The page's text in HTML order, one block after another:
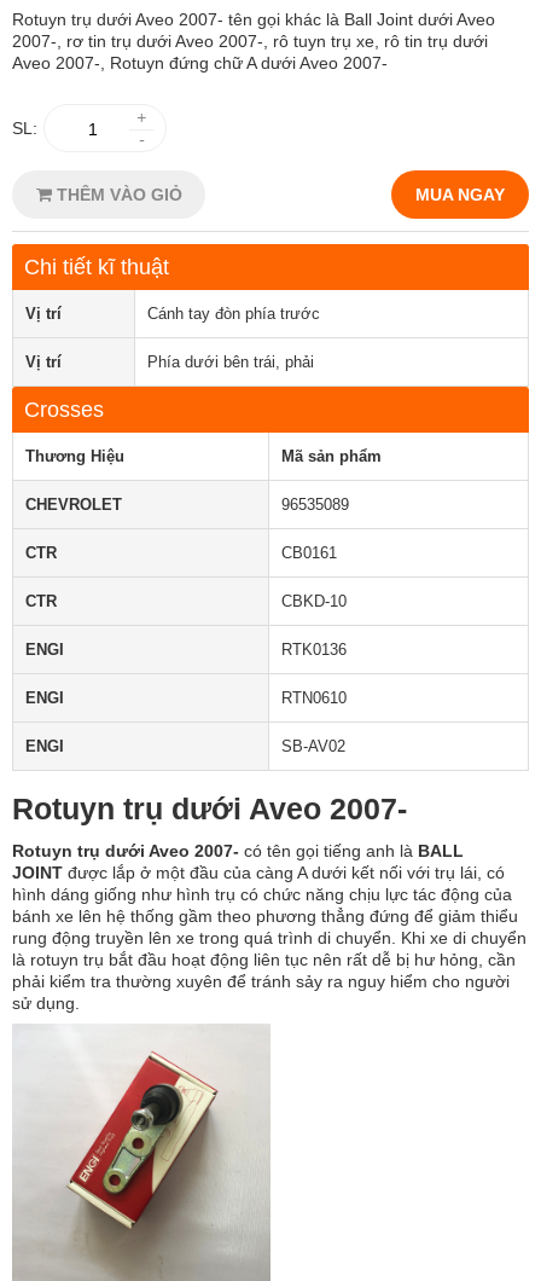
Rotuyn trụ dưới Aveo 2007- tên gọi khác là Ball Joint dưới Aveo
2007-, rơ tin trụ dưới Aveo 2007-, rô tuyn trụ xe, rô tin trụ dưới
Aveo 2007-, Rotuyn đứng chữ A dưới Aveo 2007-
SL:
+
-
THÊM VÀO GIỎ MUA NGAY
Chi tiết kĩ thuật
Vị trí Cánh tay đòn phía trước
Vị trí Phía dưới bên trái, phải
Crosses
Thương Hiệu Mã sản phẩm
CHEVROLET 96535089
CTR CB0161
CTR CBKD-10
ENGI RTK0136
ENGI RTN0610
ENGI SB-AV02
Rotuyn trụ dưới Aveo 2007-
Rotuyn trụ dưới Aveo 2007- có tên gọi tiếng anh là BALL
JOINT được lắp ở một đầu của càng A dưới kết nối với trụ lái, có
hình dáng giống như hình trụ có chức năng chịu lực tác động của
bánh xe lên hệ thống gầm theo phương thẳng đứng để giảm thiểu
rung động truyền lên xe trong quá trình di chuyển. Khi xe di chuyển
là rotuyn trụ bắt đầu hoạt động liên tục nên rất dễ bị hư hỏng, cần
phải kiểm tra thường xuyên để tránh sảy ra nguy hiểm cho người
sử dụng.